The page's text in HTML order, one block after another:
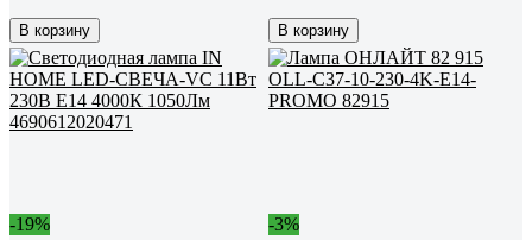
В корзину В корзину
-19% -3%